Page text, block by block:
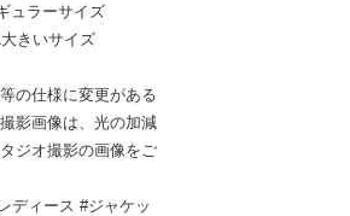
ュラーサイズ
きいサイズ
の仕様に変更がある
影画像は、光の加減
ジオ撮影の画像をご
ディース #ジャケッ